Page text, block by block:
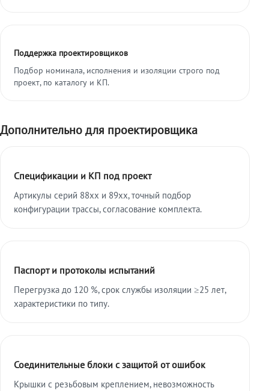
Поддержка проектировщиков
Подбор номинала, исполнения и изоляции строго под
проект, по каталогу и КП.
Дополнительно для проектировщика
Спецификации и КП под проект
Артикулы серий 88xx и 89xx, точный подбор
конфигурации трассы, согласование комплекта.
Паспорт и протоколы испытаний
Перегрузка до 120 %, срок службы изоляции ≥25 лет,
характеристики по типу.
Соединительные блоки с защитой от ошибок
Крышки с резьбовым креплением, невозможность